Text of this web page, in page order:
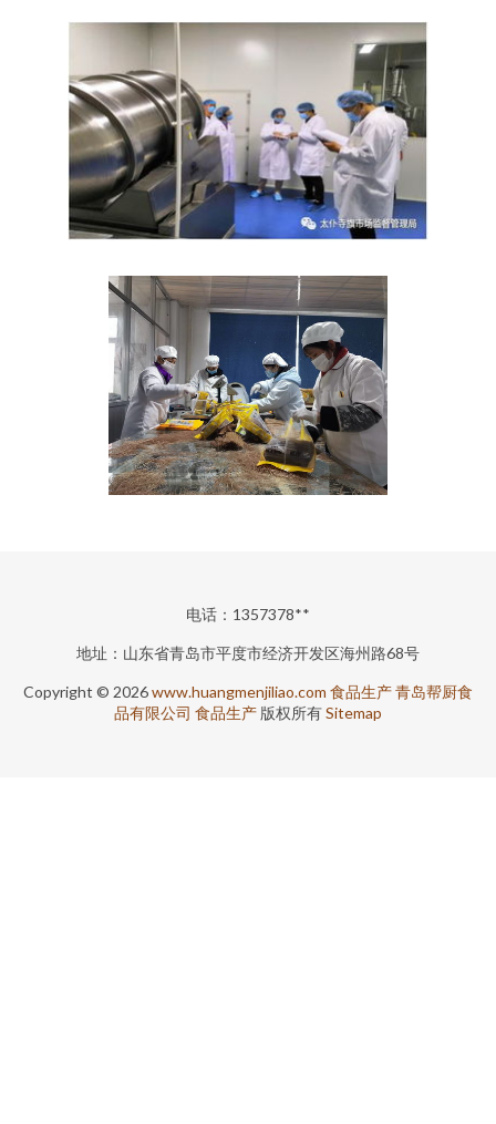
电话：1357378**
地址：山东省青岛市平度市经济开发区海州路68号
Copyright © 2026www.huangmenjiliao.com 食品生产青岛帮厨食
品有限公司 食品生产 版权所有Sitemap